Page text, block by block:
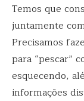
Temos que
juntamente
Precisamos
para “pescar”
esquecendo,
informações